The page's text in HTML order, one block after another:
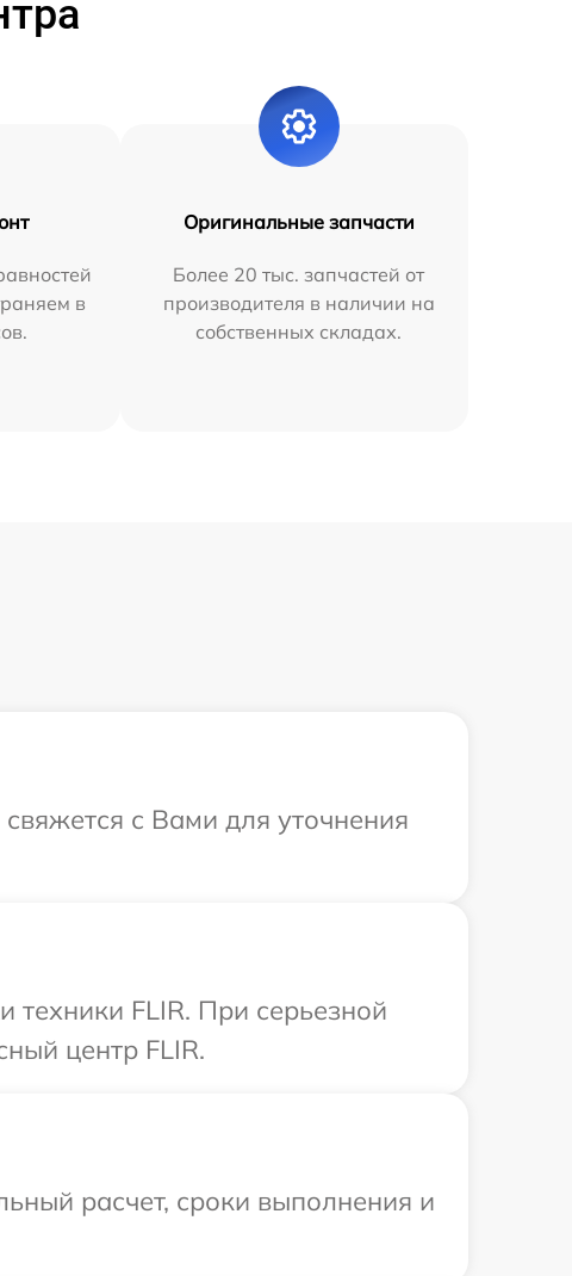
в
Оригинальные запчасти
Более 20 тыс. запчастей от
производителя в наличии на
собственных складах.
с Вами для уточнения
техники FLIR. При серьезной
центр FLIR.
расчет, сроки выполнения и